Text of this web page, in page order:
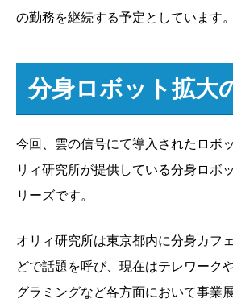
の勤務を継続する予定としています。
分身ロボット拡大
今回、雲の信号にて導入されたロボ
リィ研究所が提供している分身ロボ
リーズです。
オリィ研究所は東京都内に分身カフ
どで話題を呼び、現在はテレワーク
グラミングなど各方面において事業